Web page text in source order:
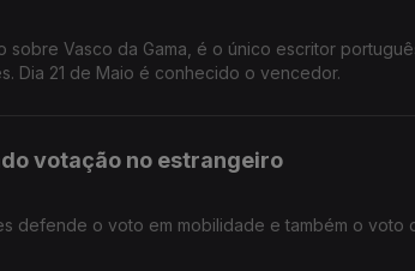
escritor português na lista de 69 livros
nomeados por 80 bibliotecas de 36 países. Dia 21 de Maio é conhecido o vencedor.
votação no estrangeiro
defende o voto em mobilidade e também o voto